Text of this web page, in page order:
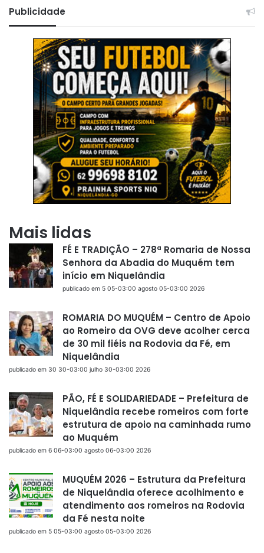
Publicidade
Mais lidas
FÉ E TRADIÇÃO – 278ª Romaria de Nossa
Senhora da Abadia do Muquém tem
início em Niquelândia
publicado em 5 05-03:00 agosto 05-03:00 2026
ROMARIA DO MUQUÉM – Centro de Apoio
ao Romeiro da OVG deve acolher cerca
de 30 mil fiéis na Rodovia da Fé, em
Niquelândia
publicado em 30 30-03:00 julho 30-03:00 2026
PÃO, FÉ E SOLIDARIEDADE – Prefeitura de
Niquelândia recebe romeiros com forte
estrutura de apoio na caminhada rumo
ao Muquém
publicado em 6 06-03:00 agosto 06-03:00 2026
MUQUÉM 2026 – Estrutura da Prefeitura
de Niquelândia oferece acolhimento e
atendimento aos romeiros na Rodovia
da Fé nesta noite
publicado em 5 05-03:00 agosto 05-03:00 2026